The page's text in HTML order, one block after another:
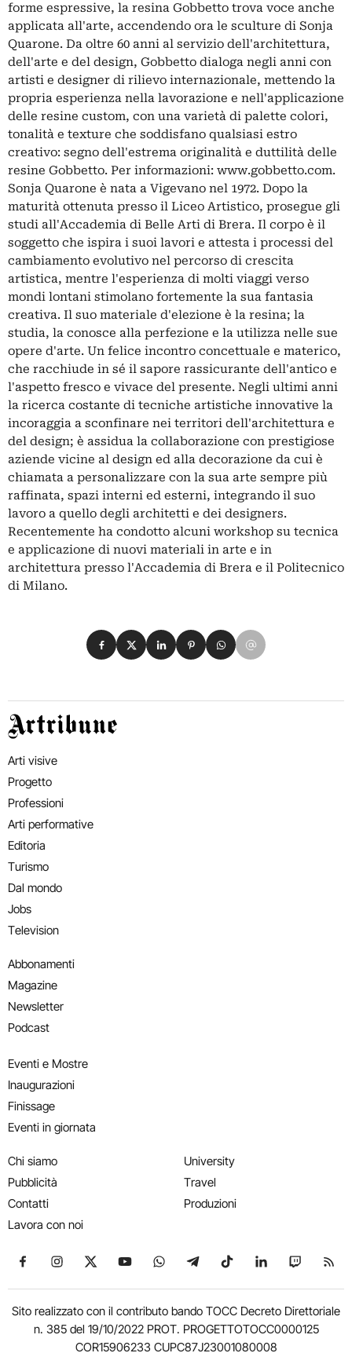
forme espressive, la resina Gobbetto trova voce anche
applicata all'arte, accendendo ora le sculture di Sonja
Quarone. Da oltre 60 anni al servizio dell'architettura,
dell'arte e del design, Gobbetto dialoga negli anni con
artisti e designer di rilievo internazionale, mettendo la
propria esperienza nella lavorazione e nell'applicazione
delle resine custom, con una varietà di palette colori,
tonalità e texture che soddisfano qualsiasi estro
creativo: segno dell'estrema originalità e duttilità delle
resine Gobbetto. Per informazioni: www.gobbetto.com.
Sonja Quarone è nata a Vigevano nel 1972. Dopo la
maturità ottenuta presso il Liceo Artistico, prosegue gli
studi all'Accademia di Belle Arti di Brera. Il corpo è il
soggetto che ispira i suoi lavori e attesta i processi del
cambiamento evolutivo nel percorso di crescita
artistica, mentre l'esperienza di molti viaggi verso
mondi lontani stimolano fortemente la sua fantasia
creativa. Il suo materiale d'elezione è la resina; la
studia, la conosce alla perfezione e la utilizza nelle sue
opere d'arte. Un felice incontro concettuale e materico,
che racchiude in sé il sapore rassicurante dell'antico e
l'aspetto fresco e vivace del presente. Negli ultimi anni
la ricerca costante di tecniche artistiche innovative la
incoraggia a sconfinare nei territori dell'architettura e
del design; è assidua la collaborazione con prestigiose
aziende vicine al design ed alla decorazione da cui è
chiamata a personalizzare con la sua arte sempre più
raffinata, spazi interni ed esterni, integrando il suo
lavoro a quello degli architetti e dei designers.
Recentemente ha condotto alcuni workshop su tecnica
e applicazione di nuovi materiali in arte e in
architettura presso l'Accademia di Brera e il Politecnico
di Milano.
Condividi su Facebook
Condividi su X
Condividi su LinkedIn
Condividi su Pinterest
Condividi su WhatsApp
Condividi su Email
Artribune
Arti visive
Progetto
Professioni
Arti performative
Editoria
Turismo
Dal mondo
Jobs
Television
Abbonamenti
Magazine
Newsletter
Podcast
Eventi e Mostre
Inaugurazioni
Finissage
Eventi in giornata
Chi siamo
Pubblicità
Contatti
Lavora con noi
University
Travel
Produzioni
Seguici su Facebook
Seguici su Instagram
Seguici su X
Seguici su YouTube
Seguici su WhatsApp
Seguici su Telegram
Seguici su TikTok
Seguici su
Seguici
Sito realizzato con il contributo bando TOCC Decreto Direttoriale
n. 385 del 19/10/2022 PROT. PROGETTOTOCC0000125
COR15906233 CUPC87J23001080008